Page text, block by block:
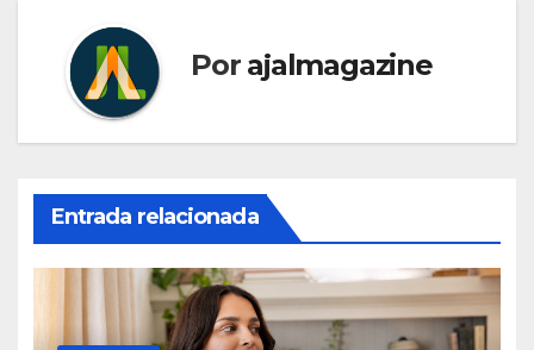
Por ajalmagazine
Entrada relacionada